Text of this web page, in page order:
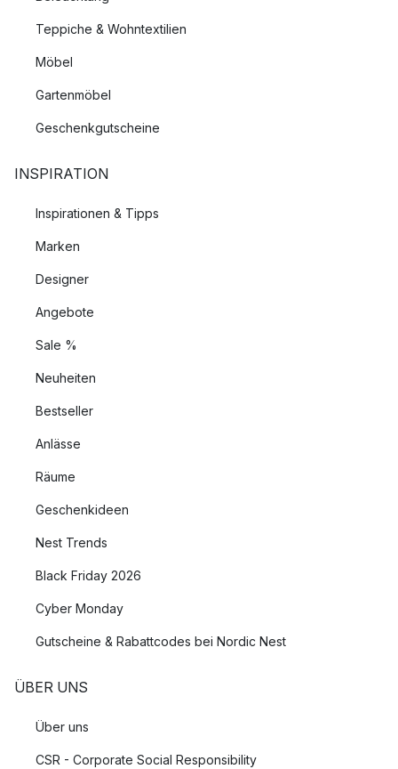
Teppiche & Wohntextilien
Möbel
Gartenmöbel
Geschenkgutscheine
INSPIRATION
Inspirationen & Tipps
Marken
Designer
Angebote
Sale %
Neuheiten
Bestseller
Anlässe
Räume
Geschenkideen
Nest Trends
Black Friday 2026
Cyber Monday
Gutscheine & Rabattcodes bei Nordic Nest
ÜBER UNS
Über uns
CSR - Corporate Social Responsibility